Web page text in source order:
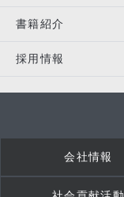
書籍紹介
採用情報
会社情報